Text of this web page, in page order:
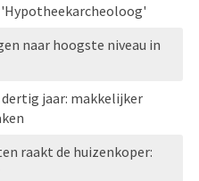
naar hoogste niveau in
jaar: makkelijker
raakt de huizenkoper: